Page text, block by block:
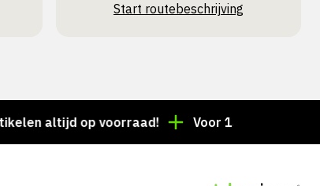
Start routebeschrijving
op voorraad! Voor 15:00 besteld =